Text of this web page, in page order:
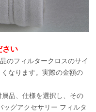
さい
のフィルタークロスのサイ
なります。実際の金額の
属品、仕様を選択し、その
グアクセサリー フィルタ